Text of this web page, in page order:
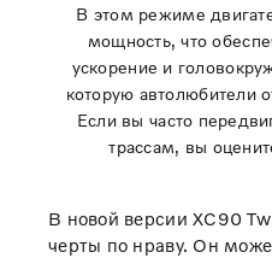
В этом режиме
мощность, что
ускорение и
которую автолюбители
Если вы часто
трассам, вы
В новой версии XC90
черты по нраву. Он